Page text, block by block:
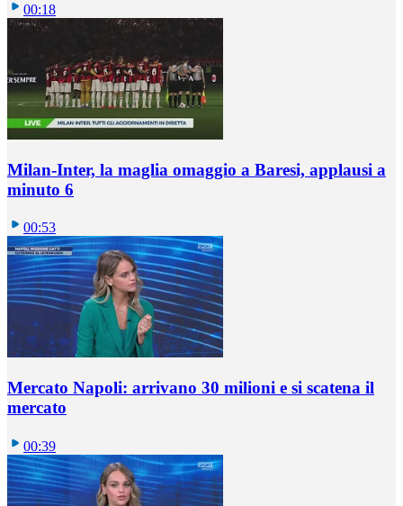
00:18
Milan-Inter, la maglia omaggio a Baresi, applausi a
minuto 6
00:53
Mercato Napoli: arrivano 30 milioni e si scatena il
mercato
00:39